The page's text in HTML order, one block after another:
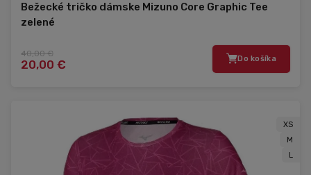
Bežecké tričko dámske Mizuno Core Graphic Tee
zelené
40,00 €
20,00 € Do košíka
XS
M
L